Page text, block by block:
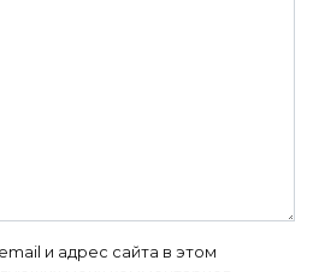
и адрес сайта в этом